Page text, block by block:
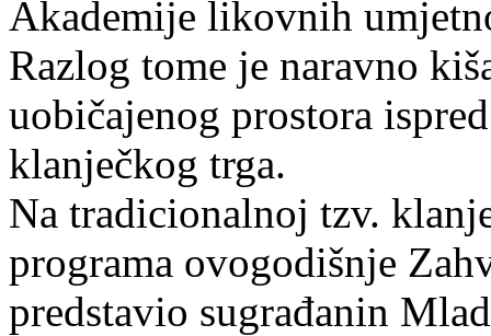
Akademije likovnih
Razlog tome je naravno
uobičajenog prostora
klanječkog trga.
Na tradicionalnoj tzv.
programa ovogodišnje
predstavio sugrađanin